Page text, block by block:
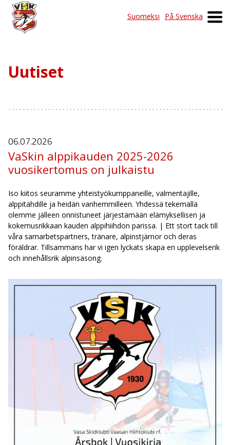
Suomeksi På Svenska
Uutiset
06.07.2026
VaSkin alppikauden 2025-2026
vuosikertomus on julkaistu
Iso kiitos seuramme yhteistyökumppaneille, valmentajille,
alppitähdille ja heidän vanhemmilleen. Yhdessä tekemällä
olemme jälleen onnistuneet järjestämään elämyksellisen ja
kokemusrikkaan kauden alppihiihdon parissa. | Ett stort tack till
våra samarbetspartners, tränare, alpinstjärnor och deras
föräldrar. Tillsammans har vi igen lyckats skapa en upplevelserik
och innehållsrik alpinsäsong.